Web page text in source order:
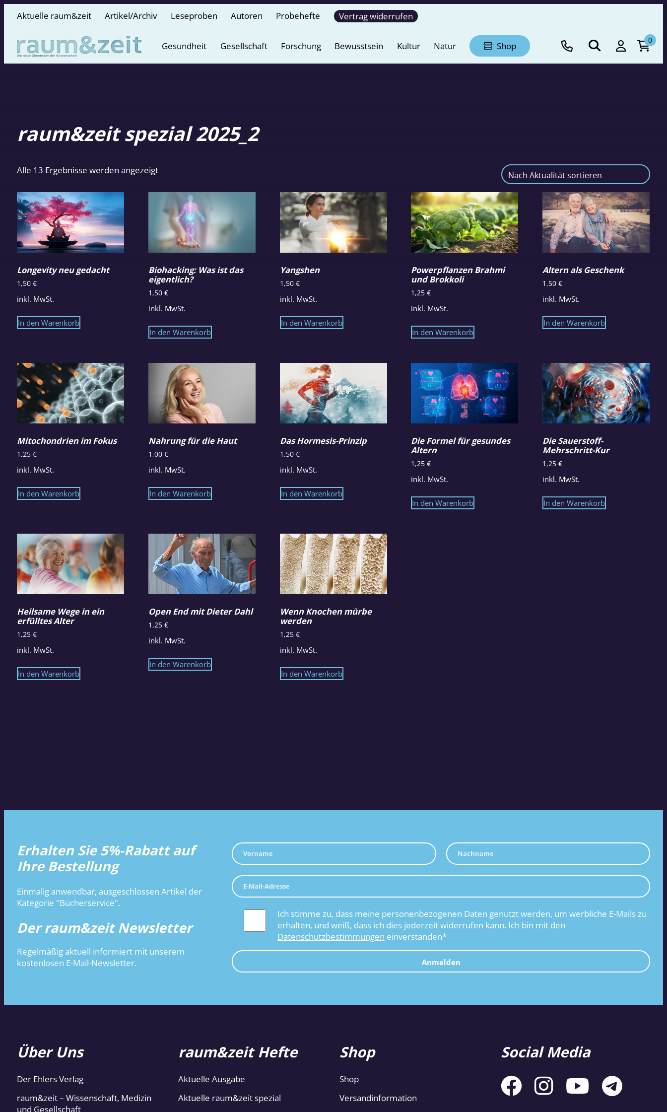
Aktuelle raum&zeit Artikel/Archiv Leseproben Autoren Probehefte Vertrag widerrufen
Gesundheit Gesellschaft Forschung Bewusstsein Kultur Natur Shop
0
raum&zeit spezial 2025_2
Alle 13 Ergebnisse werden angezeigtNach
sortiert
Longevity neu gedacht
1,50€
inkl. MwSt.
In den Warenkorb
Biohacking: Was ist das
eigentlich?
1,50 €
inkl. MwSt.
In den Warenkorb
Yangshen
1,50 €
inkl. MwSt.
In den Warenkorb
Powerpflanzen Brahmi
und Brokkoli
1,25€
inkl. MwSt.
In den Warenkorb
Altern als Geschenk
1,50 €
inkl. MwSt.
In den Warenkorb
Mitochondrien im Fokus
1,25€
inkl. MwSt.
In den Warenkorb
Nahrung für die Haut
1,00 €
inkl. MwSt.
In den Warenkorb
Das Hormesis-Prinzip
1,50 €
inkl. MwSt.
In den Warenkorb
Die Formel für gesundes
Altern
1,25€
inkl. MwSt.
In den Warenkorb
Die Sauerstoff-
Mehrschritt-Kur
1,25 €
inkl. MwSt.
In den Warenkorb
Heilsame Wege in ein
erfülltes Alter
1,25€
inkl. MwSt.
In den Warenkorb
Open End mit Dieter Dahl
1,25 €
inkl. MwSt.
In den Warenkorb
Wenn Knochen mürbe
werden
1,25 €
inkl. MwSt.
In den Warenkorb
Erhalten Sie 5%-Rabatt auf
Ihre Bestellung
Einmalig anwendbar, ausgeschlossen Artikel der
Kategorie "Bücherservice".
Der raum&zeit Newsletter
Regelmäßig aktuell informiert mit unserem
kostenlosen E-Mail-Newsletter.
Ich stimme zu, dass meine personenbezogenen Daten genutzt werden, um werbliche E-Mails zu
erhalten, und weiß, dass ich dies jederzeit widerrufen kann. Ich bin mit den
Datenschutzbestimmungen einverstanden*
Anmelden
Über Uns
Der Ehlers Verlag
raum&zeit – Wissenschaft, Medizin
und Gesellschaft
raum&zeit Hefte
Aktuelle Ausgabe
Aktuelle raum&zeit spezial
Shop
Shop
Versandinformation
Social Media